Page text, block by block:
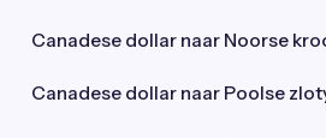
Canadese dollar naar Noorse
Canadese dollar naar Poolse